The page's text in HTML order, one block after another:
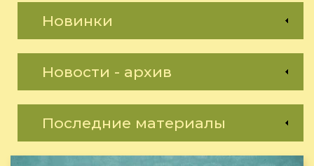
Новинки
Новости - архив
Последние материалы